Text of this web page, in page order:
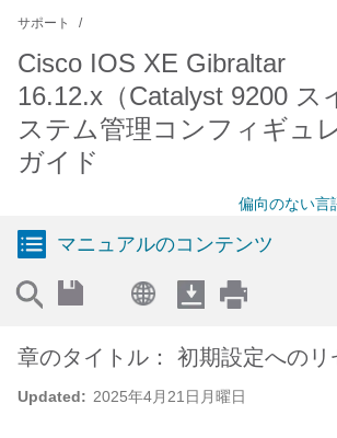
サポート
Cisco IOS XE Gibraltar
16.12.x（Catalyst 9200 ス
ステム管理コンフィギュ
ガイド
偏向のない言
マニュアルのコンテンツ
Updated: 2025年4月21日月曜日
章のタイトル： 初期設定への